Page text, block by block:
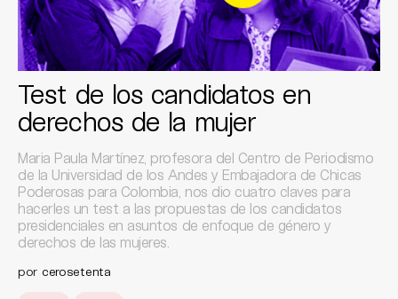
Test de los candidatos en
derechos de la mujer
Maria Paula Martínez, profesora del Centro de Periodismo
de la Universidad de los Andes y Embajadora de Chicas
Poderosas para Colombia, nos dio cuatro claves para
hacerles un test a las propuestas de los candidatos
presidenciales en asuntos de enfoque de género y
derechos de las mujeres.
por cerosetenta